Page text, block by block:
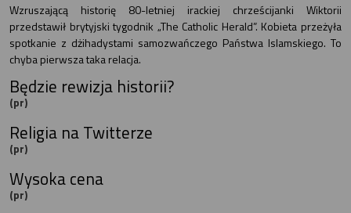
Wzruszającą historię 80-letniej irackiej chrześcijanki Wiktorii
przedstawił brytyjski tygodnik „The Catholic Herald”. Kobieta przeżyła
spotkanie z dżihadystami samozwańczego Państwa Islamskiego. To
chyba pierwsza taka relacja.
Będzie rewizja historii?
(pr)
Religia na Twitterze
(pr)
Wysoka cena
(pr)